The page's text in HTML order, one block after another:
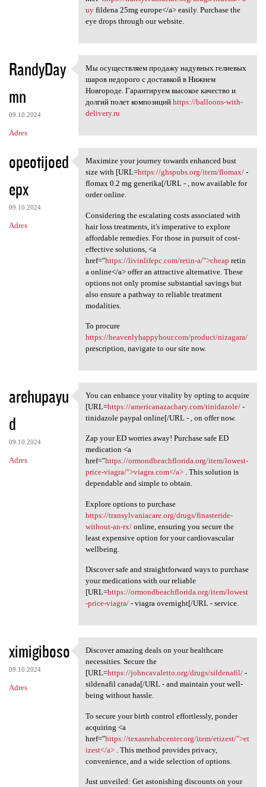
uyfildena 25mg europe</a> easily. Purchase the
eye drops through our website.
RandyDay
mn
09.10.2024
Adres
Мы осуществляем продажу
Мы осуществляем продажу надувных гелиевых
шаров недорого с доставкой в Нижнем
Новгороде. Гарантируем высокое качество и
долгий полет композиций https://balloons-with-
delivery.ru
opeotijoed
epx
09.10.2024
Adres
Maximize your journey towards
Maximize your journey towards enhanced bust
size with [URL=https://ghspubs.org/item/flomax/-
flomax 0.2 mg generika[/URL - , now available for
order online.
Considering the escalating costs associated with
hair loss treatments, it's imperative to explore
affordable remedies. For those in pursuit of cost-
effective solutions, <a
href="https://livinlifepc.com/retin-a/">cheap retin
a online</a> offer an attractive alternative. These
options not only promise substantial savings but
also ensure a pathway to reliable treatment
modalities.
To procure
https://heavenlyhappyhour.com/product/nizagara/
prescription, navigate to our site now.
arehupayu
d
09.10.2024
Adres
You can enhance your vitality
You can enhance your vitality by opting to acquire
[URL=https://americanazachary.com/tinidazole/-
tinidazole paypal online[/URL - , on offer now.
Zap your ED worries away! Purchase safe ED
medication <a
href="https://ormondbeachflorida.org/item/lowest-
price-viagra/">viagra.com</a>. This solution is
dependable and simple to obtain.
Explore options to purchase
https://transylvaniacare.org/drugs/finasteride-
without-an-rx/online, ensuring you secure the
least expensive option for your cardiovascular
wellbeing.
Discover safe and straightforward ways to purchase
your medications with our reliable
[URL=https://ormondbeachflorida.org/item/lowest
-price-viagra/- viagra overnight[/URL - service.
ximigiboso
09.10.2024
Adres
Discover amazing deals on
Discover amazing deals on your healthcare
necessities. Secure the
[URL=https://johncavaletto.org/drugs/sildenafil/-
sildenafil canada[/URL - and maintain your well-
being without hassle.
To secure your birth control effortlessly, ponder
acquiring <a
href="https://texasrehabcenter.org/item/etizest/">et
izest</a>. This method provides privacy,
convenience, and a wide selection of options.
Just unveiled: Get astonishing discounts on your